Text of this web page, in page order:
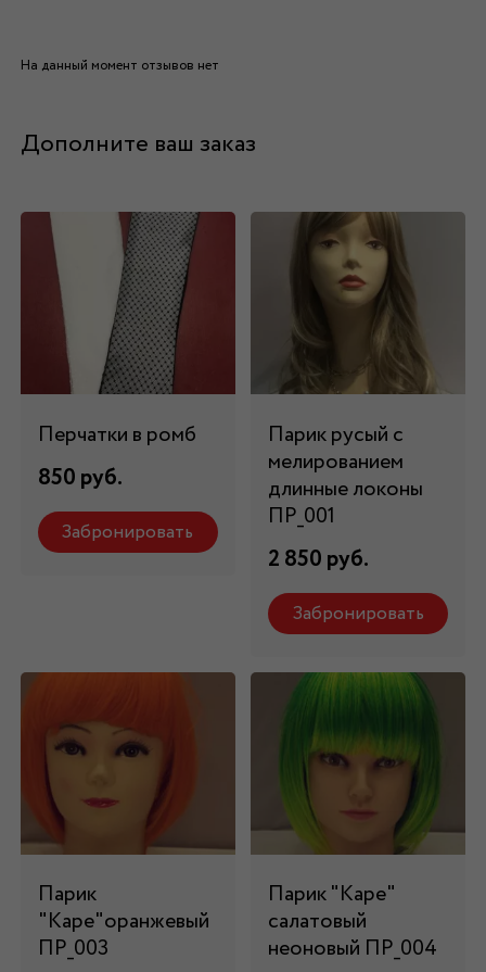
На данный момент отзывов нет
Дополните ваш заказ
Перчатки в ромб
850 руб.
Забронировать
Парик русый с
мелированием
длинные локоны
ПР_001
2 850 руб.
Забронировать
Парик
"Каре"оранжевый
ПР_003
Парик "Каре"
салатовый
неоновый ПР_004